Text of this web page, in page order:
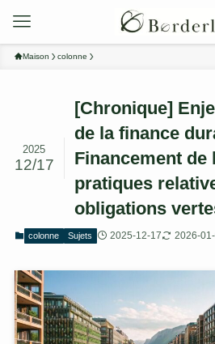
Maison colonne
[Chronique]
de la finance
Financement
pratiques
obligations
2025
12/17
colonne Sujets 2025-12-17 2026-